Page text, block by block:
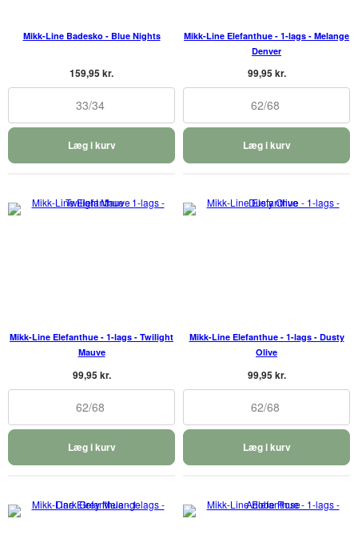
Mikk-Line Badesko - Blue Nights
159,95 kr.
33/34
Læg i kurv
Mikk-Line Elefanthue - 1-lags - Melange
Denver
99,95 kr.
62/68
Læg i kurv
Mikk-Line Elefanthue - 1-lags - Twilight
Mauve
99,95 kr.
62/68
Læg i kurv
Mikk-Line Elefanthue - 1-lags - Dusty
Olive
99,95 kr.
62/68
Læg i kurv